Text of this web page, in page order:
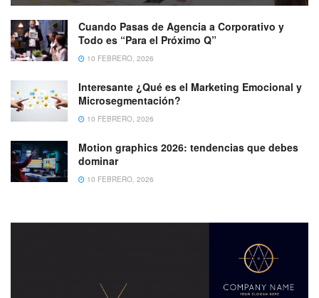
Cuando Pasas de Agencia a Corporativo y
Todo es “Para el Próximo Q”
10 FEBRERO, 2026
Interesante ¿Qué es el Marketing Emocional y
Microsegmentación?
10 FEBRERO, 2026
Motion graphics 2026: tendencias que debes
dominar
10 FEBRERO, 2026